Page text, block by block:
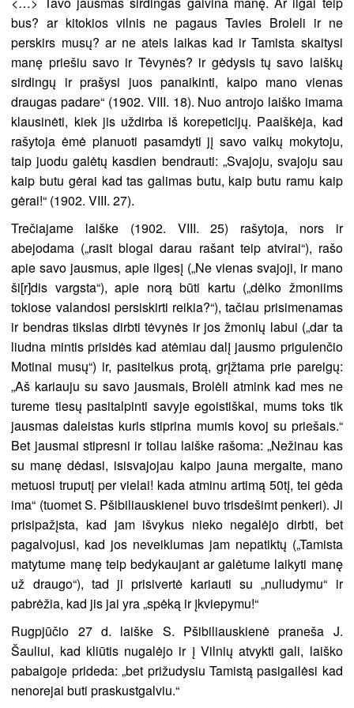
bus? ar kitokios vilnis ne pagaus Tavies Broleli ir ne
perskirs musų? ar ne ateis laikas kad ir Tamista skaitysi
manę priešiu savo ir Tėvynės? ir gėdysis tų savo laiškų
sirdingų ir prašysi juos panaikinti, kaipo mano vienas
draugas padare“ (1902. VIII. 18). Nuo antrojo laiško imama
klausinėti, kiek jis uždirba iš korepeticijų. Paaiškėja, kad
rašytoja ėmė planuoti pasamdyti jį savo vaikų mokytoju,
taip juodu galėtų kasdien bendrauti: „Svajoju, svajoju sau
kaip butu gėrai kad tas galimas butu, kaip butu ramu kaip
gėrai!“ (1902. VIII. 27).
Trečiajame laiške (1902. VIII. 25) rašytoja, nors ir
abejodama („rasit blogai darau rašant teip atvirai“), rašo
apie savo jausmus, apie ilgesį („Ne vienas svajoji, ir mano
ši[r]dis vargsta“), apie norą būti kartu („dėlko žmoniims
tokiose valandosi persiskirti reikia?“), tačiau prisimenamas
ir bendras tikslas dirbti tėvynės ir jos žmonių labui („dar ta
liudna mintis prisidės kad atėmiau dalį jausmo prigulenčio
Motinai musų“) ir, pasitelkus protą, grįžtama prie pareigų:
„Aš kariauju su savo jausmais, Brolėli atmink kad mes ne
tureme tiesų pasitalpinti savyje egoistiškai, mums toks tik
jausmas daleistas kuris stiprina mumis kovoj su priešais.“
Bet jausmai stipresni ir toliau laiške rašoma: „Nežinau kas
su manę dėdasi, isisvajojau kaipo jauna mergaite, mano
metuosi truputį per vielai! kada atminu artimą 50tį, tei gėda
ima“ (tuomet S. Pšibiliauskienei buvo trisdešimt penkeri). Ji
prisipažįsta, kad jam išvykus nieko negalėjo dirbti, bet
pagalvojusi, kad jos neveiklumas jam nepatiktų („Tamista
matytume manę teip bedykaujant ar galėtume laikyti manę
už draugo“), tad ji prisivertė kariauti su „nuliudymu“ ir
pabrėžia, kad jis jai yra „spėką ir įkviepymu!“
Rugpjūčio 27 d. laiške S. Pšibiliauskienė praneša J.
Šauliui, kad kliūtis nugalėjo ir į Vilnių atvykti gali, laiško
pabaigoje prideda: „bet prižudysiu Tamistą pasigailėsi kad
nenorejai buti praskustgalviu.“